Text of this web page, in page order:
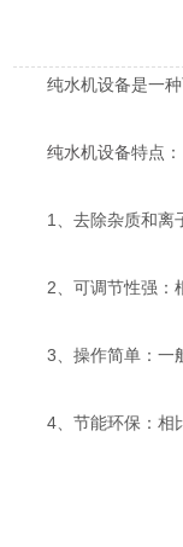
纯水机设备是一种
纯水机设备特点：
1、去除杂质和离子
2、可调节性强：根
3、操作简单：一般
4、节能环保：相比